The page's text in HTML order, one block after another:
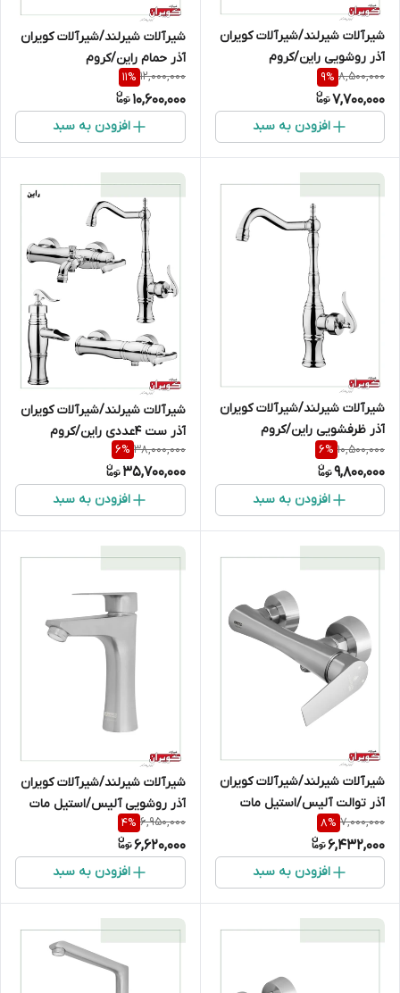
شیرآلات شیرلند/شیرآلات کویران
آذر روشویی راین/کروم
8,500,000
9%
7,700,000
افزودن به سبد
شیرآلات شیرلند/شیرآلات کویران
آذر حمام راین/کروم
12,000,000
11%
10,600,000
افزودن به سبد
شیرآلات شیرلند/شیرآلات کویران
آذر ظرفشویی راین/کروم
10,500,000
6%
9,800,000
افزودن به سبد
شیرآلات شیرلند/شیرآلات کویران
آذر ست 4عددی راین/کروم
38,000,000
6%
35,700,000
افزودن به سبد
شیرآلات شیرلند/شیرآلات کویران
آذر توالت آلیس/استیل مات
7,000,000
8%
6,432,000
افزودن به سبد
شیرآلات شیرلند/شیرآلات کویران
آذر روشویی آلیس/استیل مات
6,950,000
4%
6,620,000
افزودن به سبد